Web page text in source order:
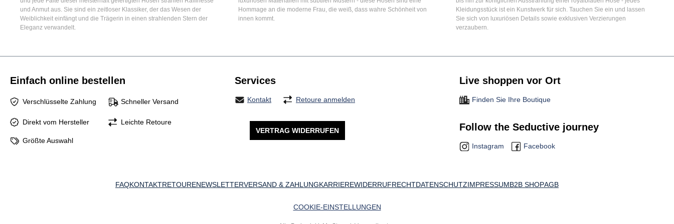
und Anmut aus. Sie sind ein zeitloser Klassiker, der das Wesen der
Weiblichkeit einfängt und die Trägerin in einen strahlenden Stern der
Eleganz verwandelt.
Hommage an die moderne Frau, die weiß, dass wahre Schönheit von
innen kommt.
Kleidungsstück ist ein Kunstwerk für sich. Tauchen Sie ein und lassen
Sie sich von luxuriösen Details sowie exklusiven Verzierungen
verzaubern.
Einfach online bestellen
Verschlüsselte Zahlung Schneller Versand
Direkt vom Hersteller Leichte Retoure
Größte Auswahl
Services
Kontakt Retoure anmelden
VERTRAG WIDERRUFEN
Live shoppen vor Ort
Finden Sie Ihre Boutique
Follow the Seductive journey
Instagram Facebook
FAQKONTAKTRETOURENEWSLETTERVERSAND & ZAHLUNGKARRIEREWIDERRUFRECHTDATENSCHUTZIMPRESSUMB2B SHOPAGB
COOKIE-EINSTELLUNGEN